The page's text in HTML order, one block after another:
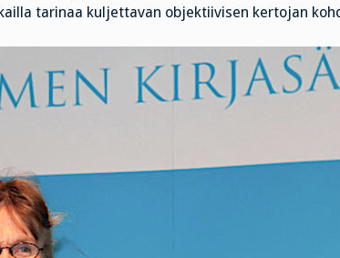
tarinaa kuljettavan objektiivisen kertojan